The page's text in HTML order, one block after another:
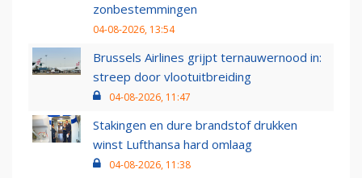
zonbestemmingen
04-08-2026, 13:54
Brussels Airlines grijpt ternauwernood in:
streep door vlootuitbreiding
04-08-2026, 11:47
Stakingen en dure brandstof drukken
winst Lufthansa hard omlaag
04-08-2026, 11:38